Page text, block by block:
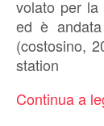
volato per la
ed è
(costosino,
Continua a